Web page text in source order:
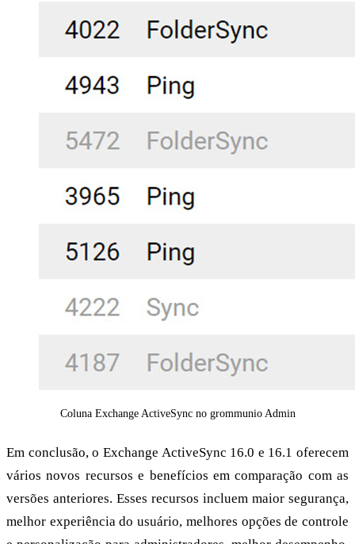
Coluna Exchange ActiveSync no grommunio Admin
Em conclusão, o Exchange ActiveSync 16.0 e 16.1 oferecem
vários novos recursos e benefícios em comparação com as
versões anteriores. Esses recursos incluem maior segurança,
melhor experiência do usuário, melhores opções de controle